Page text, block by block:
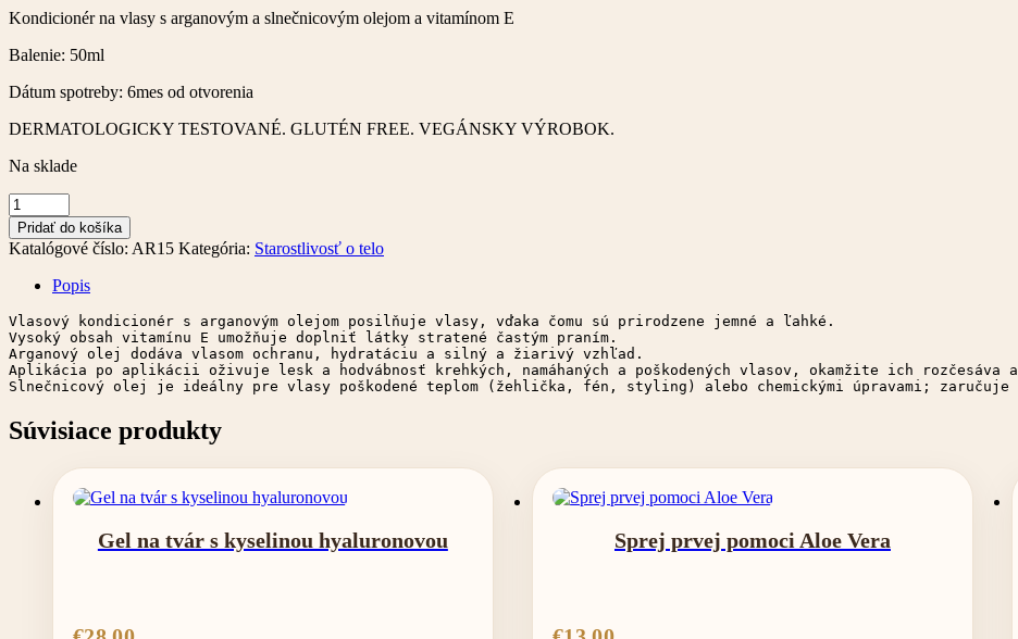
Kondicionér na vlasy s arganovým a slnečnicovým olejom a vitamínom E
Balenie: 50ml
Dátum spotreby: 6mes od otvorenia
DERMATOLOGICKY TESTOVANÉ. GLUTÉN FREE. VEGÁNSKY VÝROBOK.
Na sklade
množstvo
Balzam
na
vlasy
arganom
Pridať do košíka
Katalógové číslo: AR15 Kategória: Starostlivosť o telo
Popis
Vlasový kondicionér s arganovým olejom posilňuje vlasy, vďaka čomu sú prirodzene jemné a ľahké.
Vysoký obsah vitamínu E umožňuje doplniť látky stratené častým praním.
Arganový olej dodáva vlasom ochranu, hydratáciu a silný a žiarivý vzhľad.
Aplikácia po aplikácii oživuje lesk a hodvábnosť krehkých, namáhaných a poškodených vlasov, okamžite ich
Slnečnicový olej je ideálny pre vlasy poškodené teplom (žehlička, fén, styling) alebo chemickými úpravami;
Súvisiace produkty
Gel na tvár s kyselinou hyaluronovou Sprej prvej pomoci Aloe Vera